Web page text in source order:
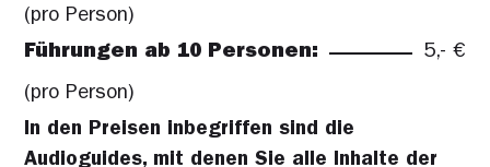
(pro Person)
Führungen ab 10 Personen:
5,- €
(pro Person)
In den Preisen inbegriffen sind die
Audioguides, mit denen Sie alle Inhalte der